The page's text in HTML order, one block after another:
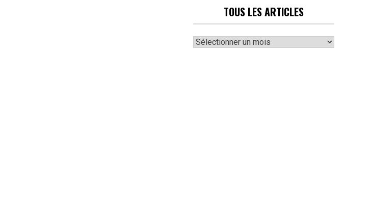
TOUS LES ARTICLES
Tous